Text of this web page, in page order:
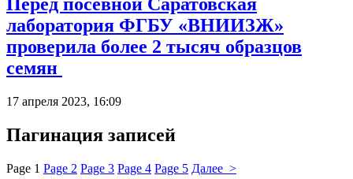
Перед посевной Саратовская
лаборатория ФГБУ «ВНИИЗЖ»
проверила более 2 тысяч образцов
семян
17 апреля 2023, 16:09
Пагинация записей
Page 1 Page 2 Page 3 Page 4 Page 5 Далее >